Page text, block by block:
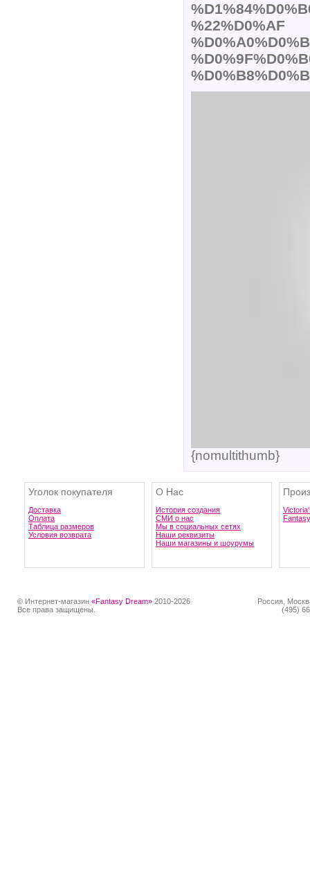
%22%D0%AF
{nomultithumb}
Уголок покупателя
Доставка
Оплата
Таблица размеров
Условия возврата
О Нас
История создания
СМИ о нас
Мы в социальных сетях
Наши реквизиты
Наши магазины и шоурумы
© Интернет-магазин «Fantasy Dream» 2010-2026
Все права защищены.
Россия,
(495)